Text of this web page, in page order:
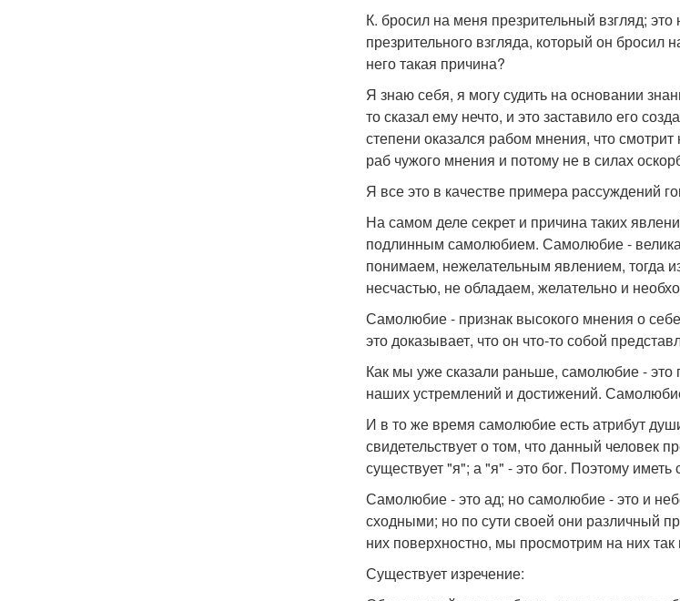
К. бросил на меня презрительный взгляд;
презрительного взгляда, который он бросил
него такая причина?
Я знаю себя, я могу судить на основании
то сказал ему нечто, и это заставило его
степени оказался рабом мнения, что
раб чужого мнения и потому не в силах
Я все это в качестве примера рассуждений
На самом деле секрет и причина таких
подлинным самолюбием. Самолюбие -
понимаем, нежелательным явлением, тогда
несчастью, не обладаем, желательно и
Самолюбие - признак высокого мнения о
это доказывает, что он что-то собой
Как мы уже сказали раньше, самолюбие - это
наших устремлений и достижений.
И в то же время самолюбие есть атрибут
свидетельствует о том, что данный человек
существует "я"; а "я" - это бог. Поэтому
Самолюбие - это ад; но самолюбие - это и
сходными; но по сути своей они различный
них поверхностно, мы просмотрим на них
Существует изречение: